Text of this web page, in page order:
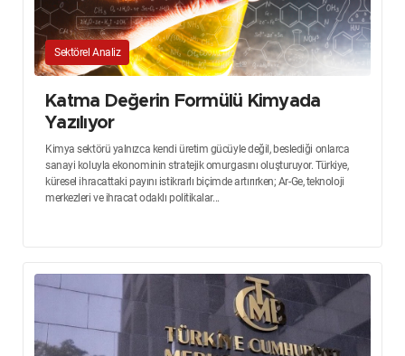
Sektörel Analiz
Katma Değerin Formülü Kimyada
Yazılıyor
Kimya sektörü yalnızca kendi üretim gücüyle değil, beslediği onlarca
sanayi koluyla ekonominin stratejik omurgasını oluşturuyor. Türkiye,
küresel ihracattaki payını istikrarlı biçimde artırırken; Ar-Ge, teknoloji
merkezleri ve ihracat odaklı politikalar...